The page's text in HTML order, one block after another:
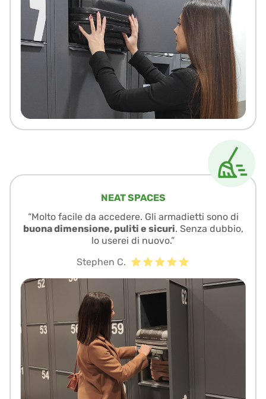
NEAT SPACES
“Molto facile da accedere. Gli armadietti sono di
buona dimensione, puliti e sicuri. Senza dubbio,
lo userei di nuovo.”
Stephen C.